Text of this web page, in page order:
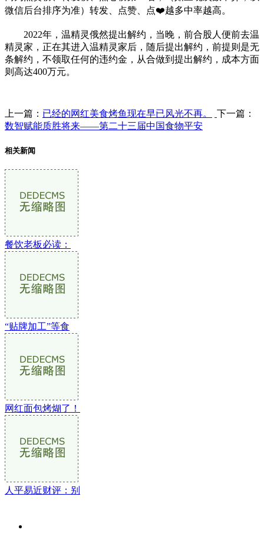
微信后台排序为准）转发、点赞、点❤️越多中率越高。
2022年，温精灵俄然提出解约，当晚，前合股人便前去温
精灵家，正在其进入温精灵家后，随后提出解约，前提则是无
条解约，不领取任何的违约金，从合做到提出解约，成本方面
则高达400万元。
上一篇： 已经的网红美食烤鱼现在早已风光不再。
下一篇：
数智赋能质胜将来——第二十三届中国食物平安
相关新闻
餐饮老板必读：
“贴牌加工”等食
网红面包烤煳了！
人平易近财评：别